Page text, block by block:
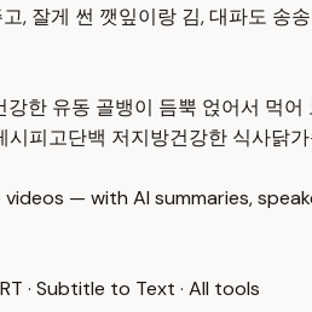
, 잘게 썬 깻잎이랑 김, 대파도 송
한 유동 골뱅이 듬뿍 얹어서 먹어
시피고단백 저지방건강한 식사닭
— with AI summaries,
· Subtitle to Text · All tools